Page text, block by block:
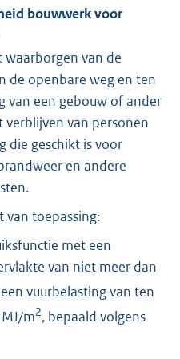
bouwwerk voor
van de
de openbare weg en ten
van een gebouw of ander
van personen
die geschikt is voor
en andere
van toepassing:
met een
van niet meer dan
vuurbelasting van ten
m2, bepaald volgens